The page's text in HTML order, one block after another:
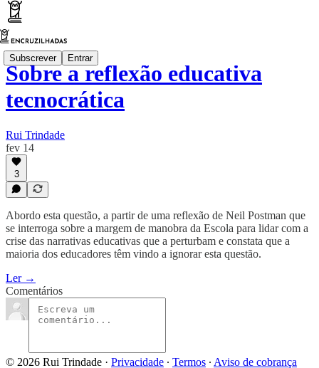
Subscrever Entrar
Sobre a reflexão educativa
tecnocrática
Rui Trindade
fev 14
3
Abordo esta questão, a partir de uma reflexão de Neil Postman que
se interroga sobre a margem de manobra da Escola para lidar com a
crise das narrativas educativas que a perturbam e constata que a
maioria dos educadores têm vindo a ignorar esta questão.
Ler →
Comentários
© 2026 Rui Trindade · Privacidade ∙ Termos ∙ Aviso de cobrança